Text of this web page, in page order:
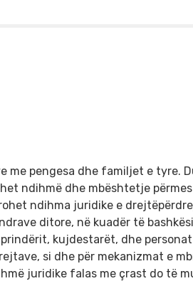
me pengesa dhe familjet e tyre.
ndihmë dhe mbështetje
ndihma juridike e
ditore, në kuadër të
kujdestarët, dhe
si dhe për mekanizmat e
juridike falas me çrast do të